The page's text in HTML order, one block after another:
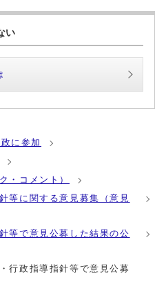
い
に参加
・コメント）
等に関する意見募集（意見
等で意見公募した結果の公
行政指導指針等で意見公募